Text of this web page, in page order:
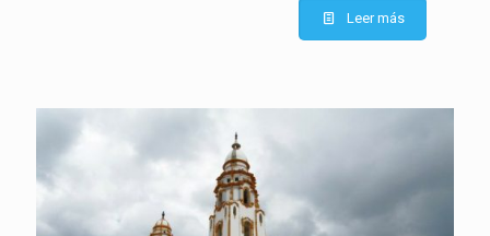
Leer más